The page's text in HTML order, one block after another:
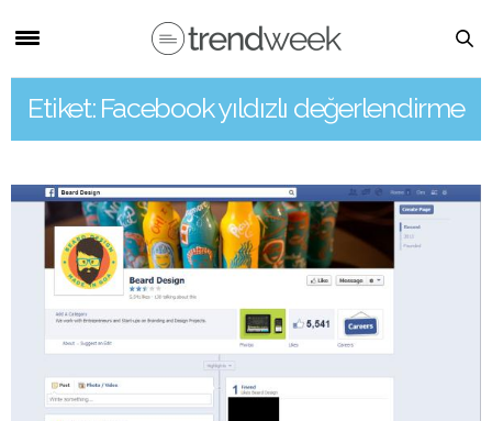
Etiket: Facebook yıldızlı değerlendirme